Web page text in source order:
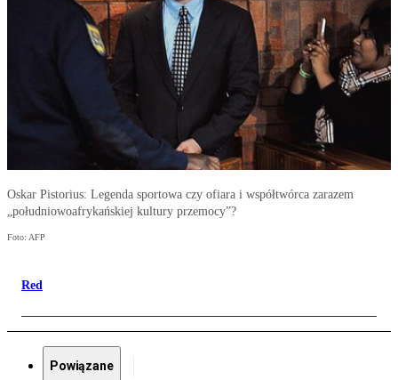
Oskar Pistorius: Legenda sportowa czy ofiara i współtwórca zarazem
„południowoafrykańskiej kultury przemocy”?
Foto: AFP
Red
Powiązane